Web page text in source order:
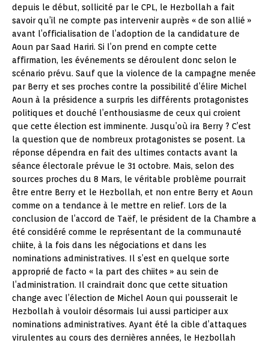
depuis le début, sollicité par le CPL, le Hezbollah a fait
savoir qu’il ne compte pas intervenir auprès « de son allié »
avant l’officialisation de l’adoption de la candidature de
Aoun par Saad Hariri. Si l’on prend en compte cette
affirmation, les événements se déroulent donc selon le
scénario prévu. Sauf que la violence de la campagne menée
par Berry et ses proches contre la possibilité d’élire Michel
Aoun à la présidence a surpris les différents protagonistes
politiques et douché l’enthousiasme de ceux qui croient
que cette élection est imminente. Jusqu’où ira Berry ? C’est
la question que de nombreux protagonistes se posent. La
réponse dépendra en fait des ultimes contacts avant la
séance électorale prévue le 31 octobre. Mais, selon des
sources proches du 8 Mars, le véritable problème pourrait
être entre Berry et le Hezbollah, et non entre Berry et Aoun
comme on a tendance à le mettre en relief. Lors de la
conclusion de l’accord de Taëf, le président de la Chambre a
été considéré comme le représentant de la communauté
chiite, à la fois dans les négociations et dans les
nominations administratives. Il s’est en quelque sorte
approprié de facto « la part des chiites » au sein de
l’administration. Il craindrait donc que cette situation
change avec l’élection de Michel Aoun qui pousserait le
Hezbollah à vouloir désormais lui aussi participer aux
nominations administratives. Ayant été la cible d’attaques
virulentes au cours des dernières années, le Hezbollah